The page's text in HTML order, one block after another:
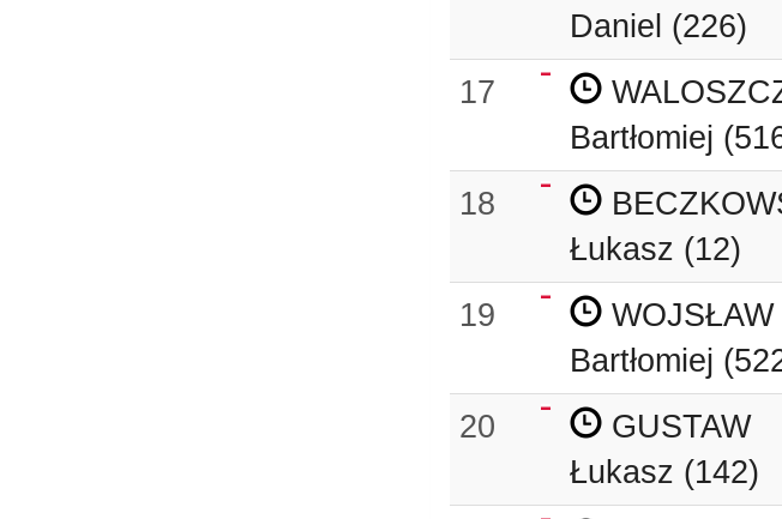
Daniel (226)
17
Bartłomiej
18
Łukasz (12)
19
WOJSŁAW
Bartłomiej
20
GUSTAW
Łukasz (142)